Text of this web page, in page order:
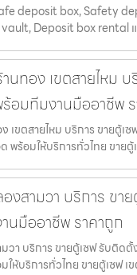
deposit box, Safety
Deposit box rental
นทอง เขตสายไหม
อมทีมงานมืออาชีพ
เขตสายไหม บริการ ขายตู้เ
พร้อมให้บริการทั่วไทย ขายตู้
งสามวา บริการ ขา
นมืออาชีพ ราคาถูก
วา บริการ ขายตู้เซฟ รับติด
ห้บริการทั่วไทย ขายตู้เซฟ เ